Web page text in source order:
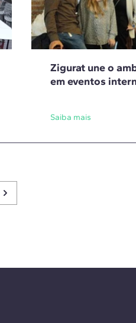
Zigurat une o
em eventos
Saiba mais